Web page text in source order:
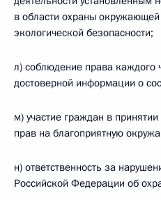
в области охраны
экологической безопасности;
л) соблюдение права каждого
достоверной информации о
м) участие граждан в
прав на благоприятную
н) ответственность за
Российской Федерации об